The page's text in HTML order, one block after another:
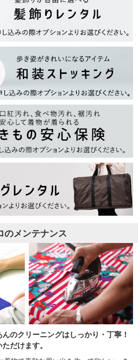
のメンテナンス
のクリーニングはしっかり・丁寧！
だけます。